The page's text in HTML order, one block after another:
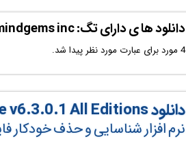
دانلود ها ی دارای تگ: mindgems inc
4 مورد برای عبارت مورد نظر پیدا شد.
دانلود Audio Dedupe v6.3.0.1 All Editions
نرم افزار شناسایی و حذف خودکار